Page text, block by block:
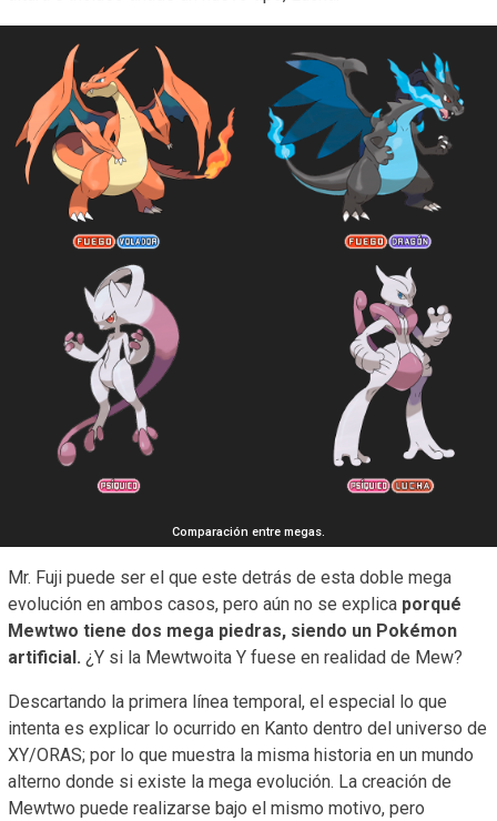
Comparación entre megas.
Mr. Fuji puede ser el que este detrás de esta doble mega
evolución en ambos casos, pero aún no se explica porqué
Mewtwo tiene dos mega piedras, siendo un Pokémon
artificial. ¿Y si la Mewtwoita Y fuese en realidad de Mew?
Descartando la primera línea temporal, el especial lo que
intenta es explicar lo ocurrido en Kanto dentro del universo de
XY/ORAS; por lo que muestra la misma historia en un mundo
alterno donde si existe la mega evolución. La creación de
Mewtwo puede realizarse bajo el mismo motivo, pero